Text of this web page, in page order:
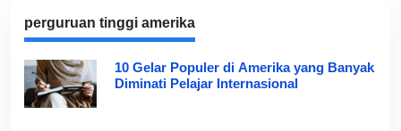
perguruan tinggi amerika
10 Gelar Populer di Amerika yang Banyak
Diminati Pelajar Internasional